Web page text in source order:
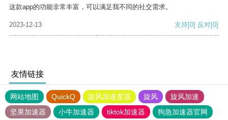
这款app的功能非常丰富，可以满足我不同的社交需求。
2023-12-13 支持[0] 反对[0]
友情链接
网站地图 QuickQ 旋风加速度器 旋风
旋风加速
坚果加速器
小牛加速器 tiktok加速器 狗急加速器官网